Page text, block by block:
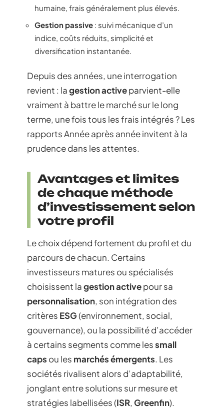
humaine, frais généralement plus élevés.
Gestion passive : suivi mécanique d’un
indice, coûts réduits, simplicité et
diversification instantanée.
Depuis des années, une interrogation
revient : lagestion activeparvient-elle
vraiment à battre le marché sur le long
terme, une fois tous les frais intégrés ? Les
rapports Année après année invitent à la
prudence dans les attentes.
Avantages et limites
de chaque méthode
d’investissement selon
votre profil
Le choix dépend fortement du profil et du
parcours de chacun. Certains
investisseurs matures ou spécialisés
choisissent lagestion activepour sa
personnalisation, son intégration des
critères ESG(environnement, social,
gouvernance), ou la possibilité d’accéder
à certains segments comme lessmall
caps ou les marchés émergents. Les
sociétés rivalisent alors d’adaptabilité,
jonglant entre solutions sur mesure et
stratégies labellisées (ISR, Greenfin).